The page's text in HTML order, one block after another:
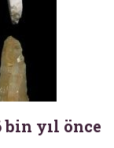
bin yıl önce